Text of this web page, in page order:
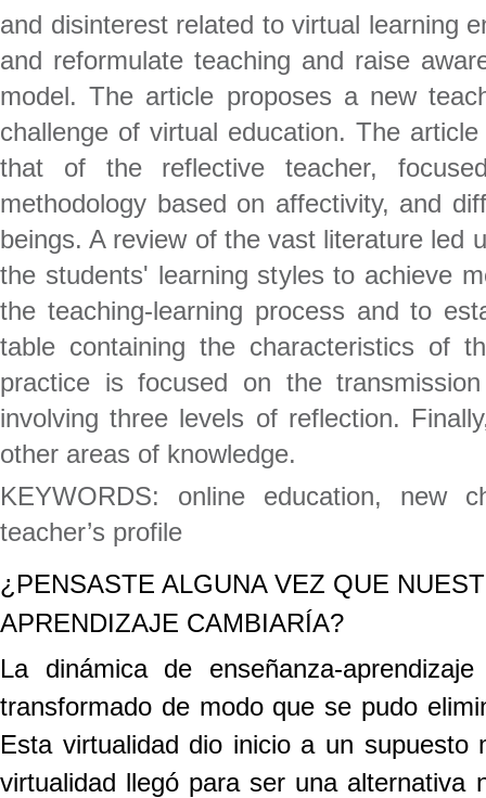
and disinterest related to virtual learning
and reformulate teaching and raise
model. The article proposes a new
challenge of virtual education. The
that of the reflective teacher,
methodology based on affectivity, and
beings. A review of the vast literature led
the students' learning styles to achieve
the teaching-learning process and to
table containing the characteristics of
practice is focused on the
involving three levels of reflection.
other areas of knowledge.
KEYWORDS: online education, new
teacher’s profile
¿PENSASTE ALGUNA VEZ QUE
APRENDIZAJE CAMBIARÍA?
La dinámica de enseñanza-
transformado de modo que se pudo
Esta virtualidad dio inicio a un supuesto
virtualidad llegó para ser una alternativa